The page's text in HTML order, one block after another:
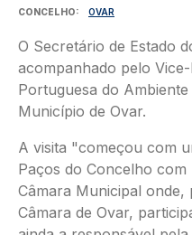
CONCELHO
OVAR
O Secretário de Estado
acompanhado pelo
Portuguesa do
Município de Ovar.
A visita "começou com
Paços do Concelho com
Câmara Municipal onde,
Câmara de Ovar,